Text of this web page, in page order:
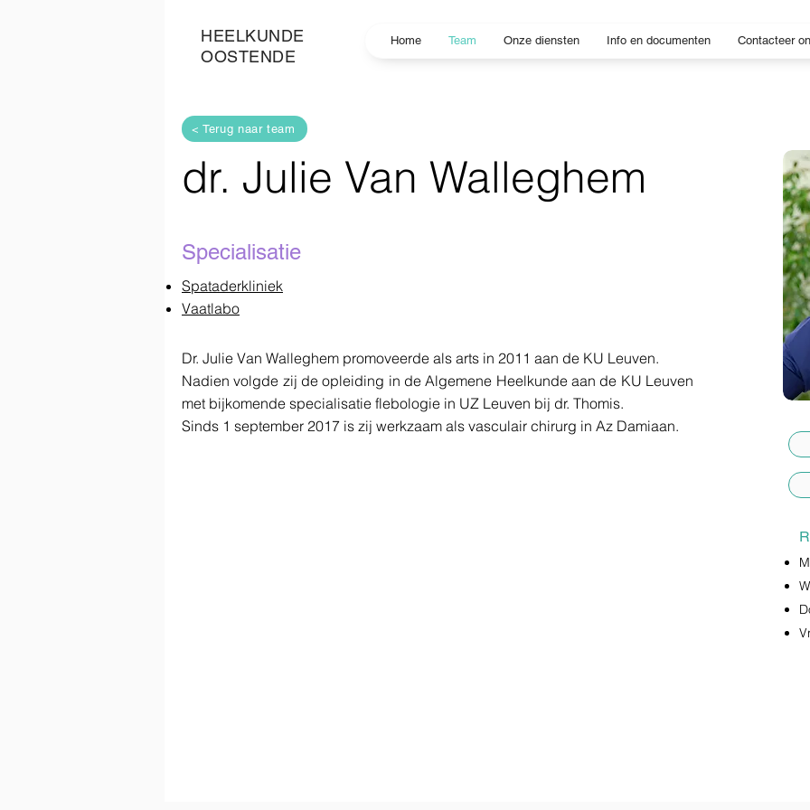
HEELKUNDE
OOSTENDE
Home Team Onze diensten Info en documenten Contacteer
< Terug naar team
dr. Julie Van Walleghem
Specialisatie
Spataderkliniek
Vaatlabo
Dr. Julie Van Walleghem promoveerde als arts in 2011 aan de KU Leuven.
Nadien volgde zij de opleiding in de Algemene Heelkunde aan de KU Leuven
met bijkomende specialisatie flebologie in UZ Leuven bij dr. Thomis.
Sinds 1 september 2017 is zij werkzaam als vasculair chirurg in Az Damiaan.